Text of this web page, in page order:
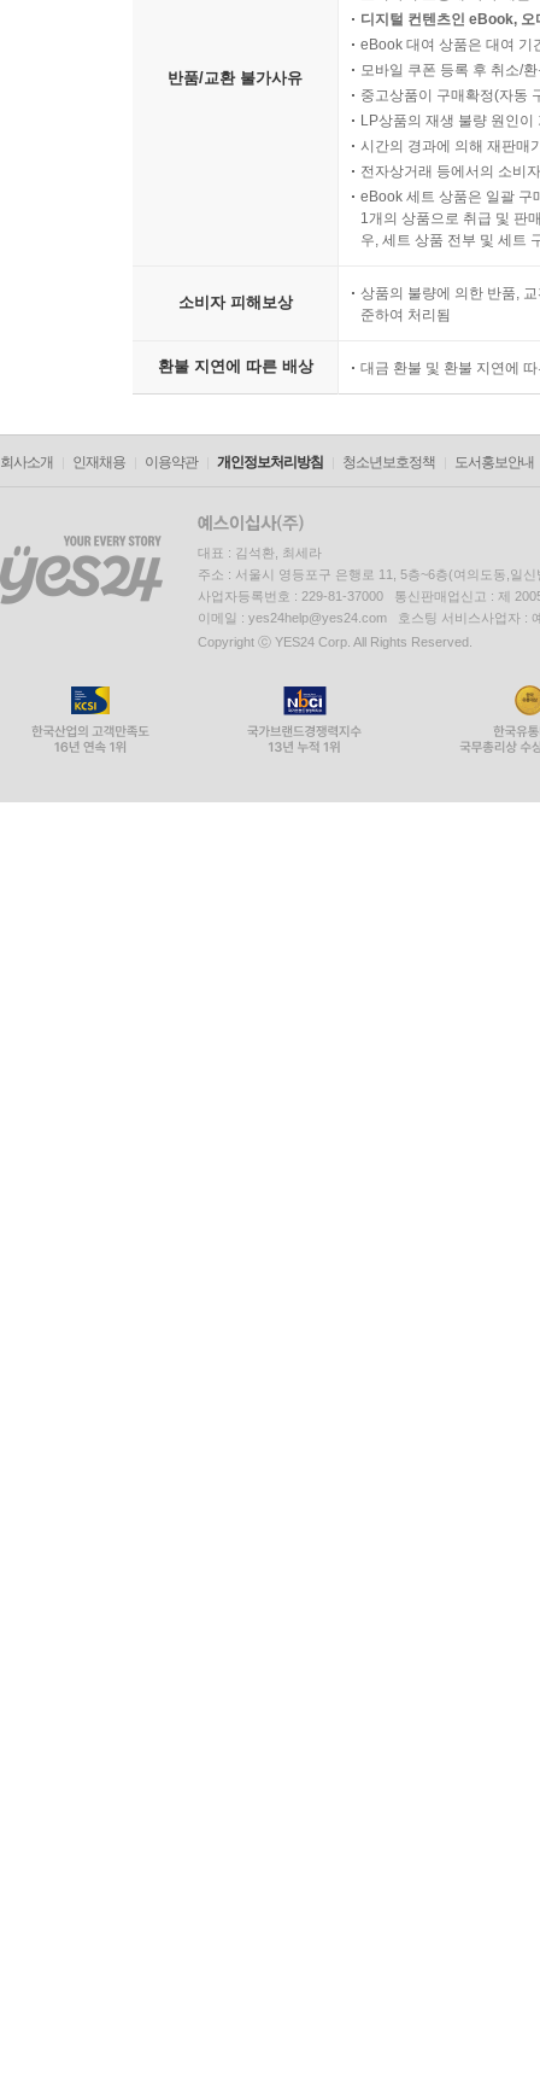
반품/교환 불가사유
디지털 컨텐츠인 eBook,
eBook 대여 상품은 대여 기
모바일 쿠폰 등록 후 취소/
중고상품이 구매확정(자동
LP상품의 재생 불량 원인
시간의 경과에 의해 재판매
전자상거래 등에서의 소비
eBook 세트 상품은 일괄 구
1개의 상품으로 취급 및 판
우, 세트 상품 전부 및 세트
소비자 피해보상
상품의 불량에 의한 반품,
준하여 처리됨
환불 지연에 따른 배상 대금 환불 및 환불 지연에
회사소개 인재채용 이용약관 개인정보처리방침 청소년보호정책 도서홍보안내
대표 : 김석환, 최세라
주소 : 서울시 영등포구 은행로 11, 5층~6층(여의도동,일신
사업자등록번호 : 229-81-37000 통신판매업신고 : 제
이메일 : yes24help@yes24.com 호스팅 서비스사업자 :
Copyright ⓒ YES24 Corp. All Rights Reserved.